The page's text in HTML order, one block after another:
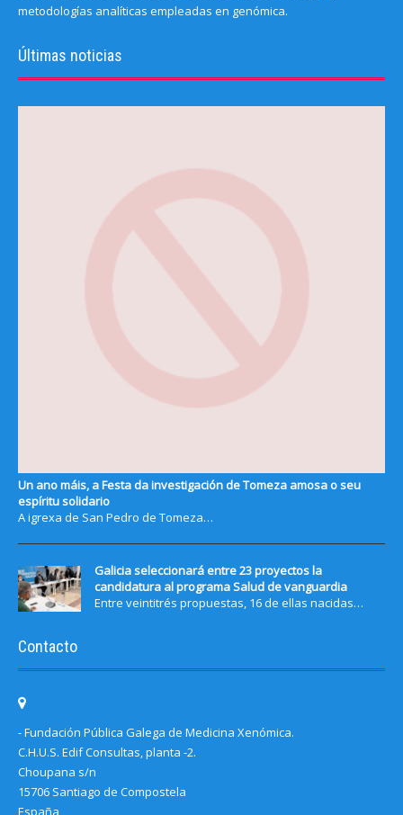
metodologías analíticas empleadas en genómica.
Últimas noticias
Un ano máis, a Festa da investigación de Tomeza amosa o seu
espíritu solidario
A igrexa de San Pedro de Tomeza…
Galicia seleccionará entre 23 proyectos la
candidatura al programa Salud de vanguardia
Entre veintitrés propuestas, 16 de ellas nacidas…
Contacto
- Fundación Pública Galega de Medicina Xenómica.
C.H.U.S. Edif Consultas, planta -2.
Choupana s/n
15706 Santiago de Compostela
España